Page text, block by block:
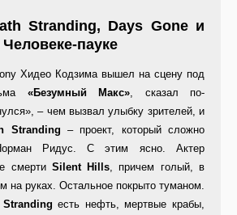
Stranding, Days Gone и
пауке
Хидео Кодзима вышел на сцену под
«Безумный Макс» , сказал по-
– чем вызвал улыбку зрителей, и
Stranding – проект, который сложно
Ридус. С этим ясно. Актер
смерти Silent Hills , причем голый, в
на руках. Остальное покрыто туманом.
Stranding есть нефть, мертвые крабы,